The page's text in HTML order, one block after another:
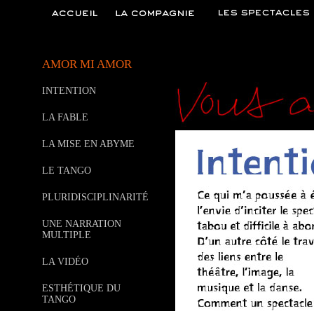
AMOR MI AMOR
INTENTION
LA FABLE
LA MISE EN ABYME
LE TANGO
PLURIDISCIPLINARITÉ
UNE NARRATION
MULTIPLE
LA VIDÉO
ESTHÉTIQUE DU
TANGO